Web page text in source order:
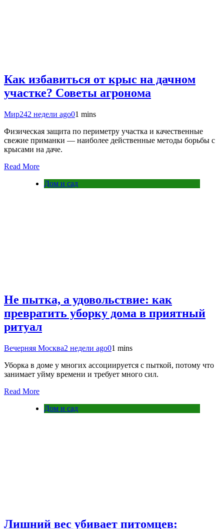
Как избавиться от крыс на дачном
участке? Советы агронома
Мир242 недели ago01 mins
Физическая защита по периметру участка и качественные
свежие приманки — наиболее действенные методы борьбы с
крысами на даче.
Read More
Дом и сад
Не пытка, а удовольствие: как
превратить уборку дома в приятный
ритуал
Вечерняя Москва2 недели ago01 mins
Уборка в доме у многих ассоциируется с пыткой, потому что
занимает уйму времени и требует много сил.
Read More
Дом и сад
Лишний вес убивает питомцев: